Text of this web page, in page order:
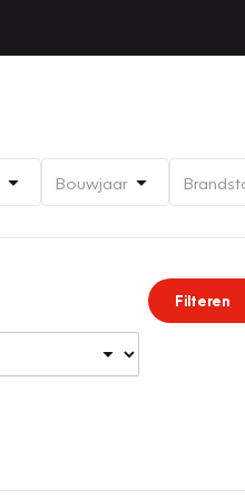
Bouwjaar
Filteren